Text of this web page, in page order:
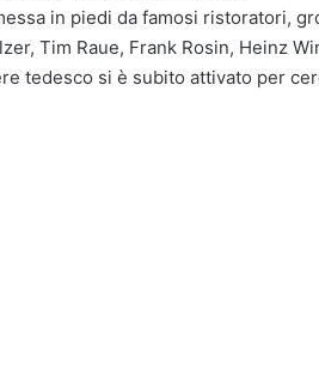
in piedi da famosi ristoratori,
Tim Raue, Frank Rosin, Heinz
tedesco si è subito attivato per